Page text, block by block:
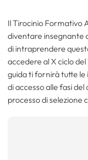
Il Tirocinio Formativo
diventare insegnante
di intraprendere
accedere al X ciclo
guida ti fornirà tutte le
di accesso alle fasi
processo di selezione